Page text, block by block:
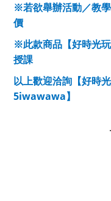
※若欲舉辦活動／教
價
※此款商品【好時光
授課
以上歡迎洽詢【好時
5iwawawa 】